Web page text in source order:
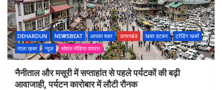
DEHARDUN NEWSBEAT आपका शहर उत्तराखंड खबर हटकर
ट्रेंडिंग खबरें
ताज़ा ख़बर
न्यूज़ सोशल मीडिया वायरल
नैनीताल और मसूरी में सप्ताहांत से पहले पर्यटकों की बढ़ी
आवाजाही, पर्यटन कारोबार में लौटी रौनक